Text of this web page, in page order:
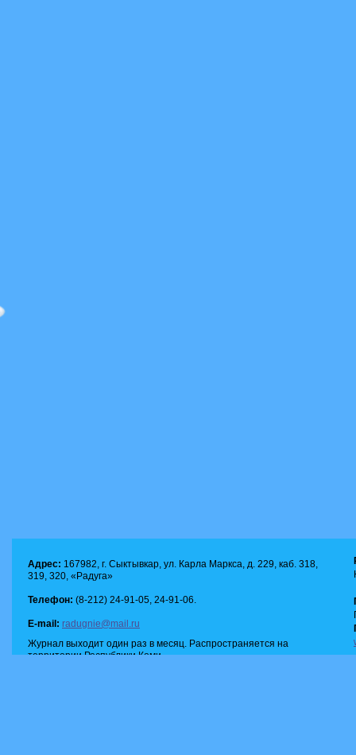
Адрес: 167982, г. Сыктывкар, ул. Карла Маркса, д. 229, каб. 318,
319, 320, «Радуга»
Телефон: (8-212) 24-91-05, 24-91-06.
E-mail: radugnie@mail.ru
Журнал выходит один раз в месяц. Распространяется на
территории Республики Коми.